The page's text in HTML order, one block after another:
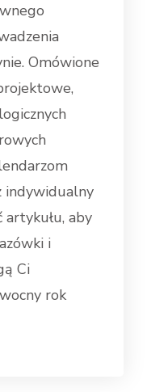
Omówione
indywidualny
aby
i
Ci
rok